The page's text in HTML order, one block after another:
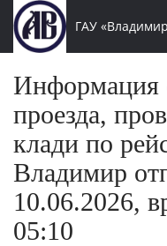
ГАУ
Информация
проезда,
клади по
Владимир
10.06.2026,
05:10